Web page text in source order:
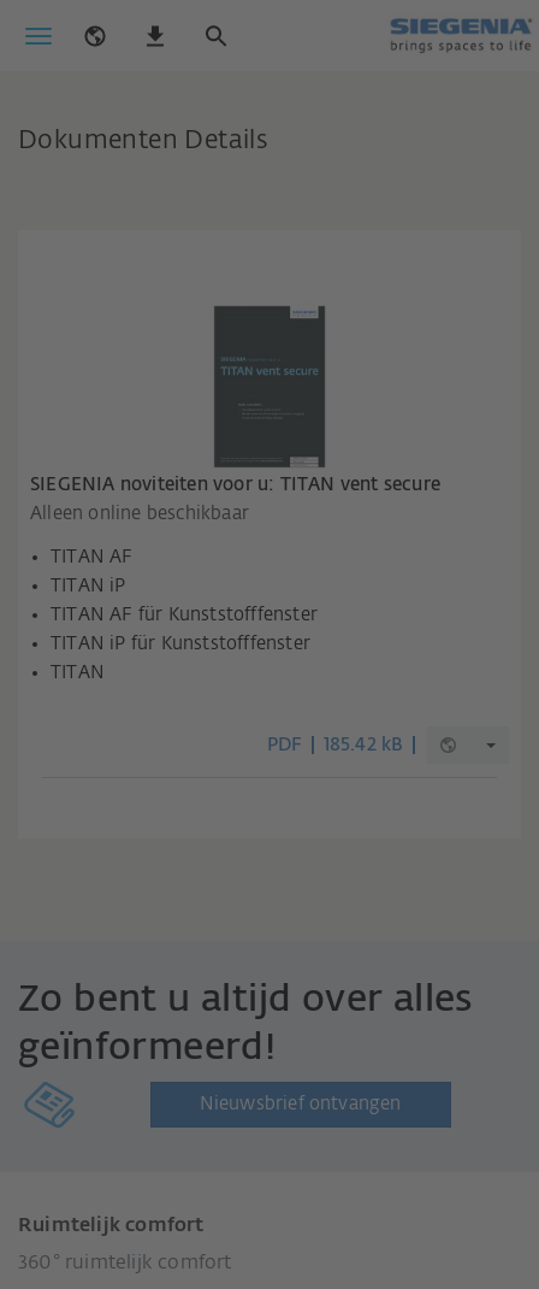
Dokumenten Details
SIEGENIA noviteiten voor u: TITAN vent secure
Alleen online beschikbaar
TITAN AF
TITAN iP
TITAN AF für Kunststofffenster
TITAN iP für Kunststofffenster
TITAN
PDF 185.42 kB
Zo bent u altijd over alles
geïnformeerd!
Nieuwsbrief ontvangen
Ruimtelijk comfort
360° ruimtelijk comfort